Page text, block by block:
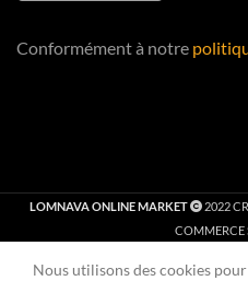
Conformément à notre
LOMNAVA ONLINE MARKET 2022
COMMERCE
Nous utilisons des cookies